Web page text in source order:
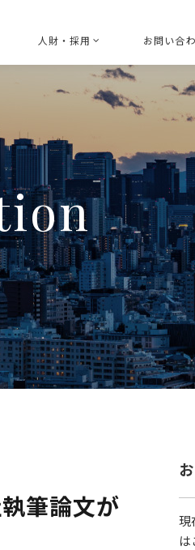
（取締役会）ガバナンスコンサルティ
バナンスコンサルティング
バナンスコンサルティング
ナビリティガバナンスコンサルティング
レートセクレタリー
行支援
人財・採用
HRGLのDE&I
お問い合
筆論文が
現
は